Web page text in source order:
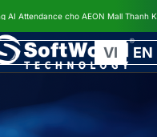
AI Attendance cho AEON Mall Thanh
VI EN